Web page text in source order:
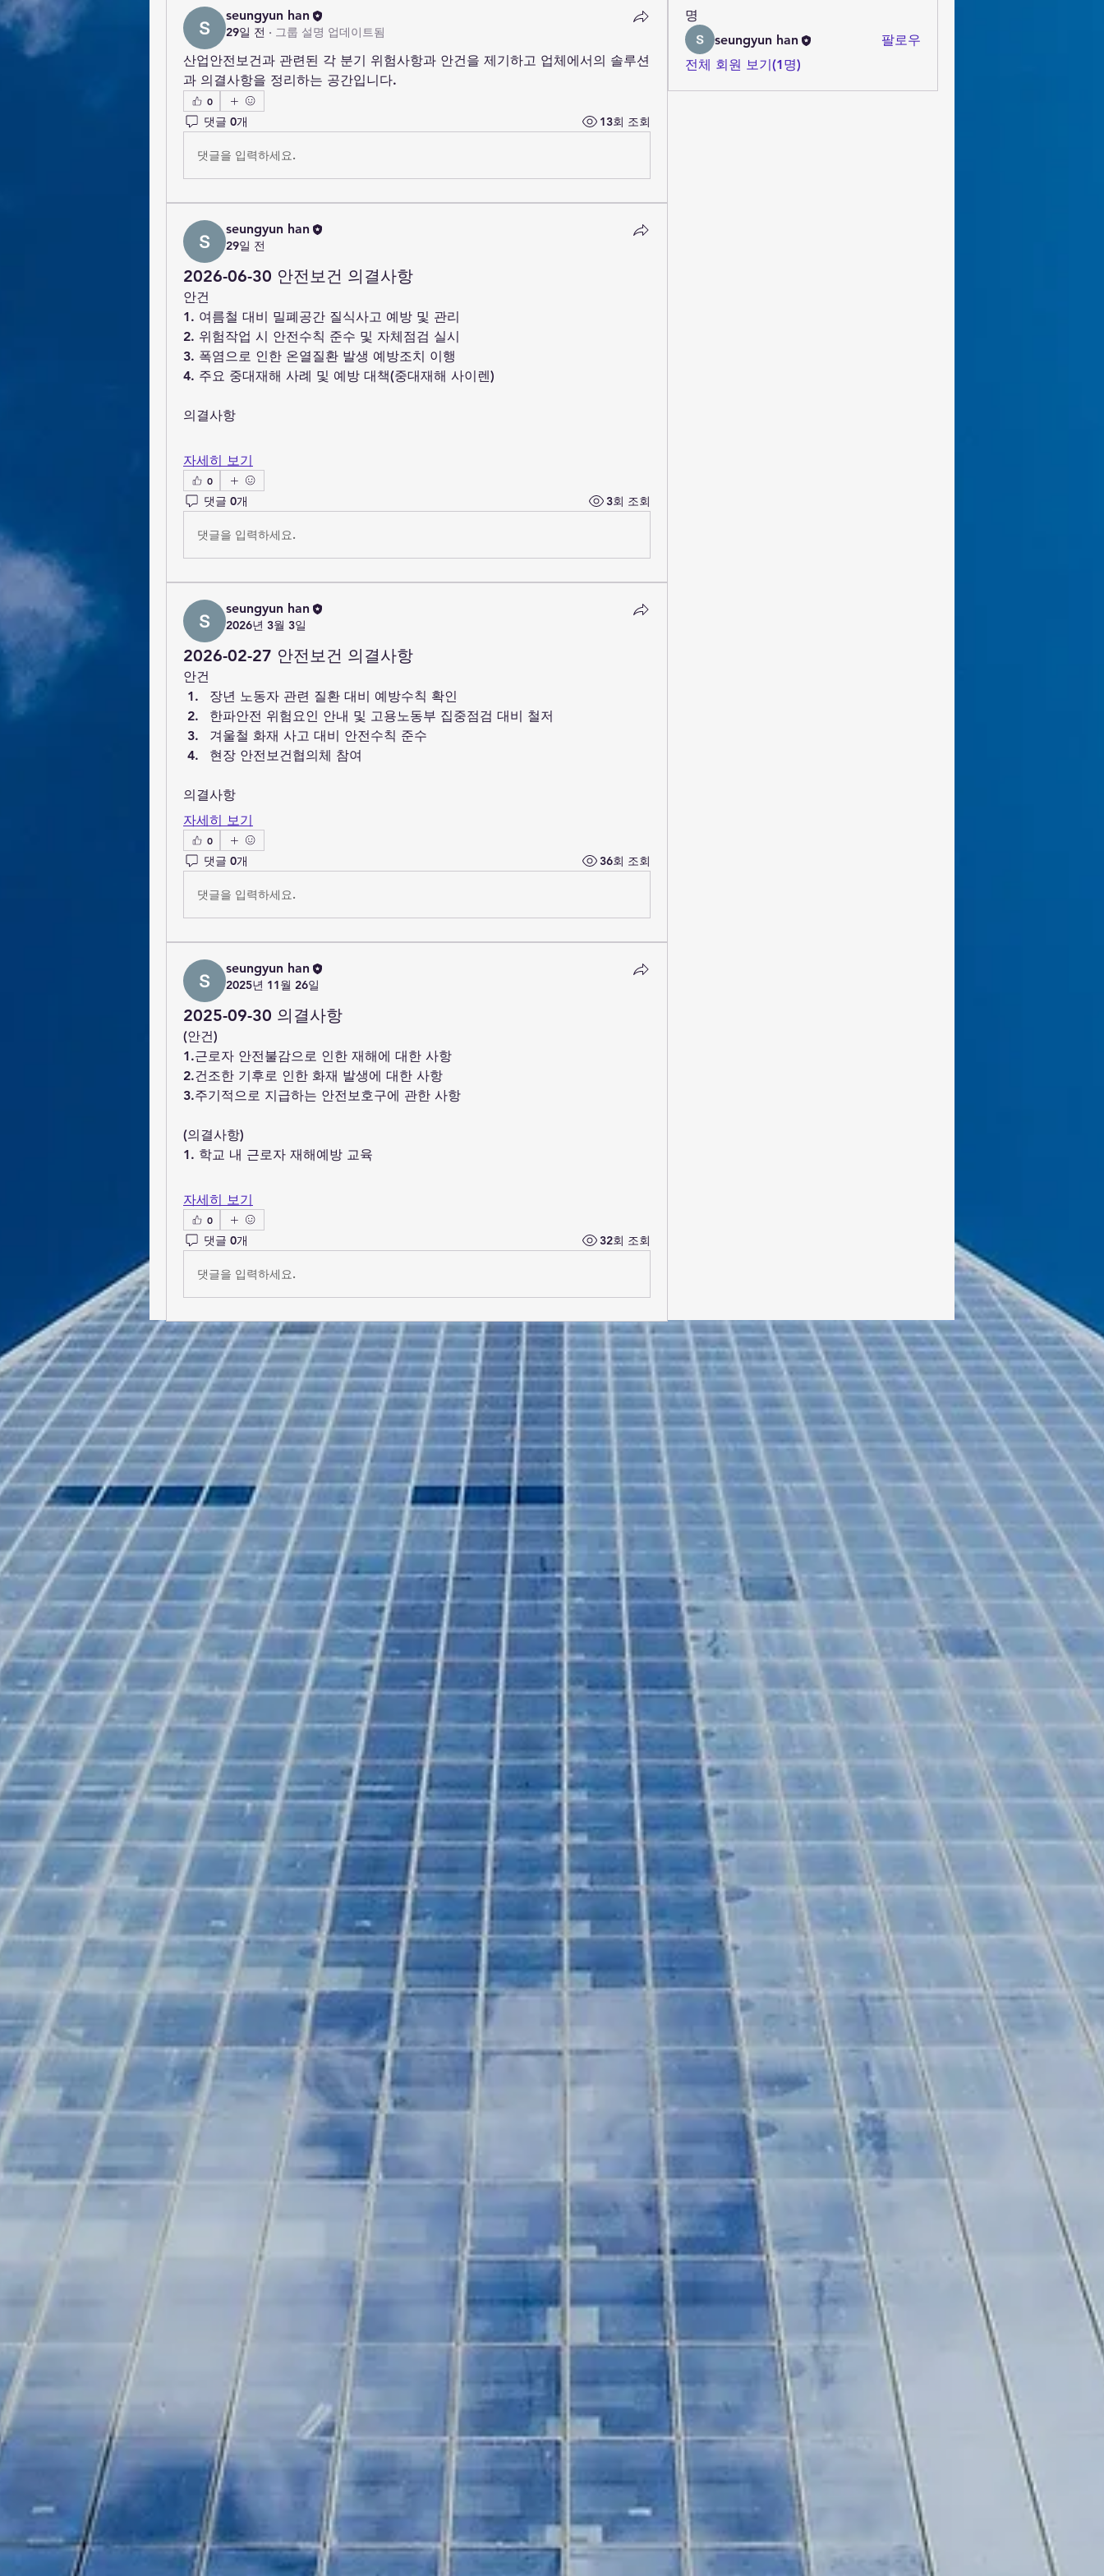
seungyun han
29일 전 · 그룹 설명 업데이트됨
산업안전보건과 관련된 각 분기 위험사항과 안건을 제기하고 업체에서의 솔루션
과 의결사항을 정리하는 공간입니다.
0
댓글 0개 13회 조회
댓글을 입력하세요.
seungyun han
29일 전
2026-06-30 안전보건 의결사항
안건
1. 여름철 대비 밀폐공간 질식사고 예방 및 관리
2. 위험작업 시 안전수칙 준수 및 자체점검 실시
3. 폭염으로 인한 온열질환 발생 예방조치 이행
4. 주요 중대재해 사례 및 예방 대책(중대재해 사이렌)
의결사항
자세히 보기
0
댓글 0개 3회 조회
댓글을 입력하세요.
seungyun han
2026년 3월 3일
2026-02-27 안전보건 의결사항
안건
장년 노동자 관련 질환 대비 예방수칙 확인
한파안전 위험요인 안내 및 고용노동부 집중점검 대비 철저
겨울철 화재 사고 대비 안전수칙 준수
현장 안전보건협의체 참여
의결사항
자세히 보기
0
댓글 0개 36회 조회
댓글을 입력하세요.
seungyun han
2025년 11월 26일
2025-09-30 의결사항
(안건)
1.근로자 안전불감으로 인한 재해에 대한 사항
2.건조한 기후로 인한 화재 발생에 대한 사항
3.주기적으로 지급하는 안전보호구에 관한 사항
(의결사항)
1. 학교 내 근로자 재해예방 교육
자세히 보기
0
댓글 0개 32회 조회
댓글을 입력하세요.
명
seungyun han
팔로우
전체 회원 보기(1명)